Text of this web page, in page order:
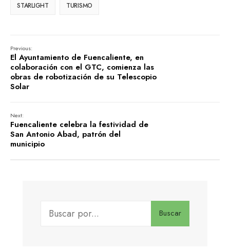
STARLIGHT TURISMO
Previous:
El Ayuntamiento de Fuencaliente, en
colaboración con el GTC, comienza las
obras de robotización de su Telescopio
Solar
Next:
Fuencaliente celebra la festividad de
San Antonio Abad, patrón del
municipio
Buscar